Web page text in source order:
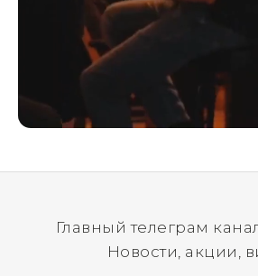
Главный телеграм
Новости, акции,